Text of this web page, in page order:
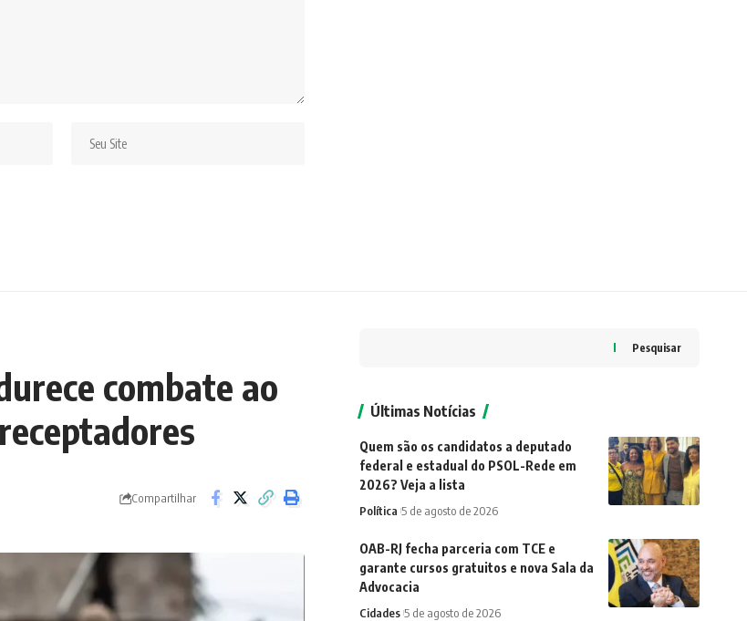
combate ao
Compartilhar
Pesquisar
Últimas Notícias
Quem são os candidatos a deputado
federal e estadual do PSOL-Rede em
2026? Veja a lista
Política 5 de agosto de 2026
OAB-RJ fecha parceria com TCE e
garante cursos gratuitos e nova Sala da
Advocacia
Cidades 5 de agosto de 2026